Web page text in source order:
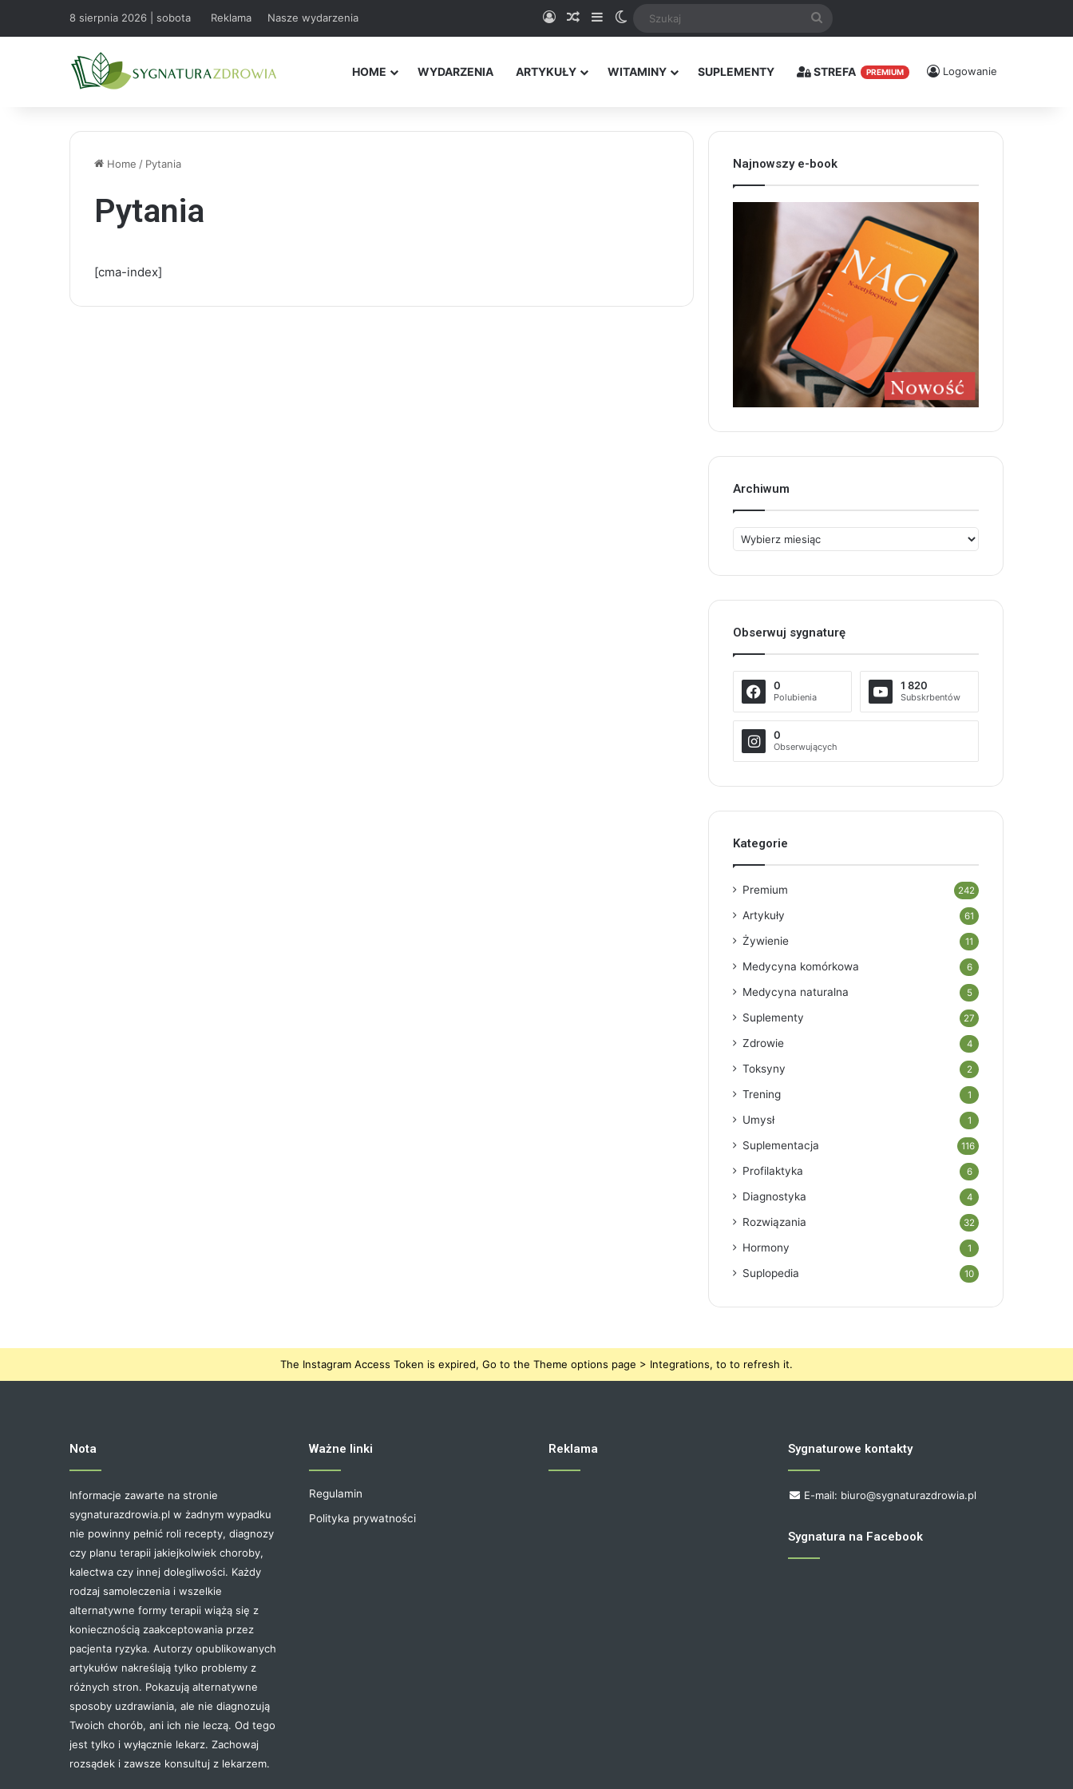
8 sierpnia 2026 | sobota Reklama Nasze wydarzenia Logowanie
Random Article
SidebarSwitch skin
HOME WYDARZENIA ARTYKUŁY WITAMINY SUPLEMENTY STREFA PREMIUM Logowanie
Home / Pytania
Pytania
[cma-index]
Najnowszy e-book
Archiwum
Archiwum
Obserwuj sygnaturę
0
Polubienia
1 820
Subskrbentów
0
Obserwujących
Kategorie
Premium 242
Artykuły 61
Żywienie 11
Medycyna komórkowa 6
Medycyna naturalna 5
Suplementy 27
Zdrowie 4
Toksyny 2
Trening 1
Umysł 1
Suplementacja 116
Profilaktyka 6
Diagnostyka 4
Rozwiązania 32
Hormony 1
Suplopedia 10
The Instagram Access Token is expired, Go to the Theme options page > Integrations, to to refresh it.
Nota
Informacje zawarte na stronie
sygnaturazdrowia.pl w żadnym wypadku
nie powinny pełnić roli recepty, diagnozy
czy planu terapii jakiejkolwiek choroby,
kalectwa czy innej dolegliwości. Każdy
rodzaj samoleczenia i wszelkie
alternatywne formy terapii wiążą się z
koniecznością zaakceptowania przez
pacjenta ryzyka. Autorzy opublikowanych
artykułów nakreślają tylko problemy z
różnych stron. Pokazują alternatywne
sposoby uzdrawiania, ale nie diagnozują
Twoich chorób, ani ich nie leczą. Od tego
jest tylko i wyłącznie lekarz. Zachowaj
rozsądek i zawsze konsultuj z lekarzem.
Ważne linki
Regulamin
Polityka prywatności
Reklama Sygnaturowe kontakty
E-mail: biuro@sygnaturazdrowia.pl
Sygnatura na Facebook